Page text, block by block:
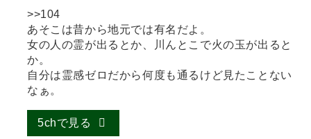
>>104
あそこは昔から地元では有名だよ。
女の人の霊が出るとか、川んとこで火の玉が出ると
か。
自分は霊感ゼロだから何度も通るけど見たことない
なぁ。
5chで見る